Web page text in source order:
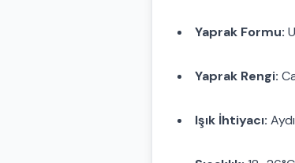
Yaprak Formu:
Yaprak Rengi:
Işık İhtiyacı: